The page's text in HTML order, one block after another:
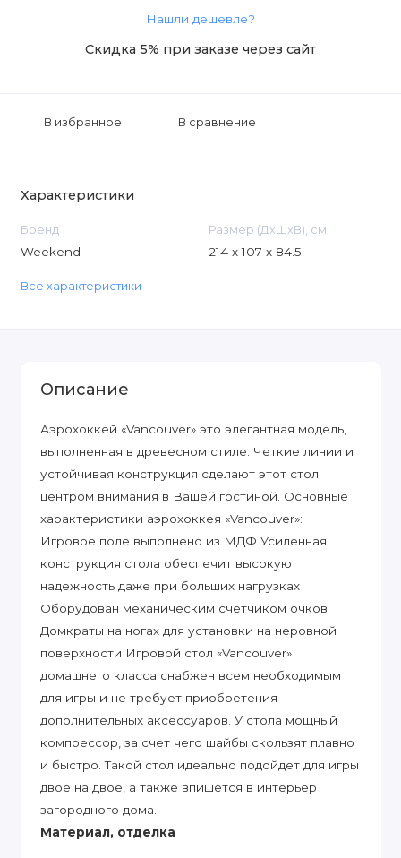
Нашли дешевле?
Скидка 5% при заказе через сайт
В избранное В сравнение
Характеристики
Бренд
Weekend
Размер (ДxШxВ), см
214 х 107 х 84.5
Все характеристики
Описание
Аэрохоккей «Vancouver» это элегантная модель,
выполненная в древесном стиле. Четкие линии и
устойчивая конструкция сделают этот стол
центром внимания в Вашей гостиной. Основные
характеристики аэрохоккея «Vancouver»:
Игровое поле выполнено из МДФ Усиленная
конструкция стола обеспечит высокую
надежность даже при больших нагрузках
Оборудован механическим счетчиком очков
Домкраты на ногах для установки на неровной
поверхности Игровой стол «Vancouver»
домашнего класса снабжен всем необходимым
для игры и не требует приобретения
дополнительных аксессуаров. У стола мощный
компрессор, за счет чего шайбы скользят плавно
и быстро. Такой стол идеально подойдет для игры
двое на двое, а также впишется в интерьер
загородного дома.
Материал, отделка